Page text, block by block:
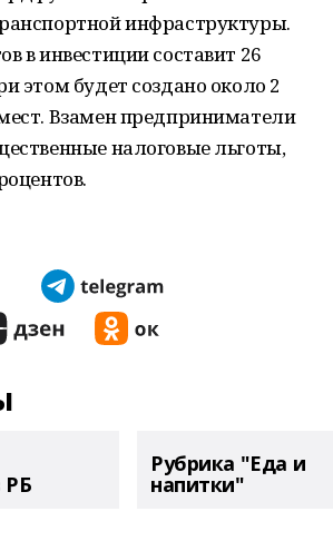
инфраструктуры.
в инвестиции составит 26
этом будет создано около 2
Взамен предприниматели
налоговые льготы,
РБ
Рубрика "Еда и
напитки"